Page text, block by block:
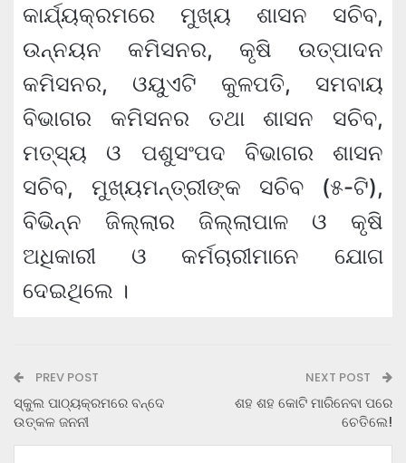
କାର୍ଯ୍ୟକ୍ରମରେ ମୁଖ୍ୟ ଶାସନ ସଚିବ,
ଉନ୍ନୟନ କମିସନର, କୃଷି ଉତ୍ପାଦନ
କମିସନର, ଓୟୁଏଟି କୁଳପତି, ସମବାୟ
ବିଭାଗର କମିସନର ତଥା ଶାସନ ସଚିବ,
ମତ୍ସ୍ୟ ଓ ପଶୁସଂପଦ ବିଭାଗର ଶାସନ
ସଚିବ, ମୁଖ୍ୟମନ୍ତ୍ରୀଙ୍କ ସଚିବ (୫-ଟି),
ବିଭିନ୍ନ ଜିଲ୍ଲାର ଜିଲ୍ଲାପାଳ ଓ କୃଷି
ଅଧିକାରୀ ଓ କର୍ମଚାରୀମାନେ ଯୋଗ
ଦେଇଥିଲେ ।
PREV POST
ସ୍କୁଲ ପାଠ୍ୟକ୍ରମରେ ବନ୍ଦେ
ଉତ୍କଳ ଜନନୀ
NEXT POST
ଶହ ଶହ କୋଟି ମାରିନେବା ପରେ
ଚେତିଲେ!